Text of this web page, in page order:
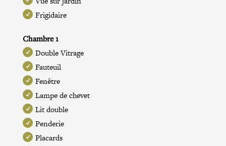
Frigidaire
Chambre 1
Double Vitrage
Fauteuil
Fenêtre
Lampe de chevet
Lit double
Penderie
Placards